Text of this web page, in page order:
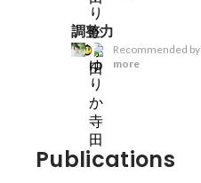
調整力
Recommended by
more
Publications